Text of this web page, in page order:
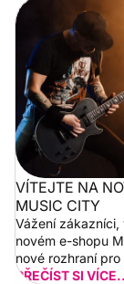
Vítejte na
City
VÍTEJTE NA
MUSIC CITY
Vážení zákazníci,
novém e-shopu
nové rozhraní
a rychlejší.
PŘEČÍST SI